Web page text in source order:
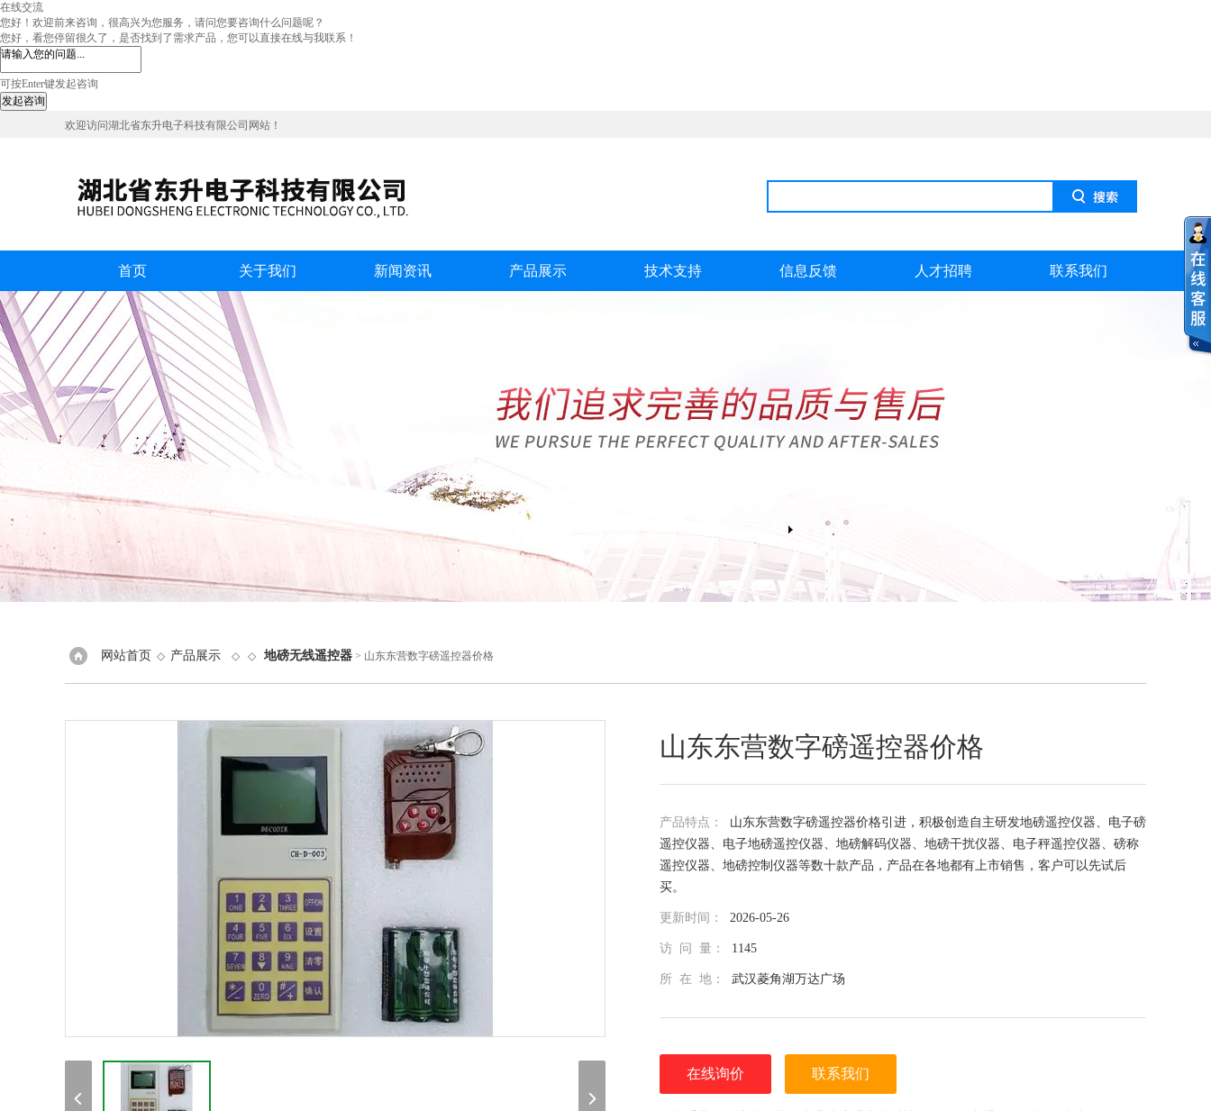
在线交流
您好！欢迎前来咨询，很高兴为您服务，请问您要咨询什么问题呢？
您好，看您停留很久了，是否找到了需求产品，您可以直接在线与我联系！
可按Enter键发起咨询
发起咨询
欢迎访问湖北省东升电子科技有限公司网站！
首页 关于我们 新闻资讯 产品展示 技术支持 信息反馈 人才招聘 联系我们
网站首页 ◇ 产品展示 ◇ ◇ 地磅无线遥控器 > 山东东营数字磅遥控器价格
山东东营数字磅遥控器价格
产品特点： 山东东营数字磅遥控器价格引进，积极创造自主研发地磅遥控仪器、电子磅
遥控仪器、电子地磅遥控仪器、地磅解码仪器、地磅干扰仪器、电子秤遥控仪器、磅称
遥控仪器、地磅控制仪器等数十款产品，产品在各地都有上市销售，客户可以先试后
买。
更新时间： 2026-05-26
访 问 量： 1145
所 在 地： 武汉菱角湖万达广场
在线询价 联系我们